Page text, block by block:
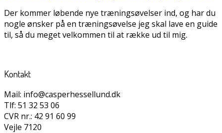
Der kommer løbende nye træningsøvelser ind, og har du
nogle ønsker på en træningsøvelse jeg skal lave en guide
til, så du meget velkommen til at række ud til mig.
Kontakt
Mail: info@casperhessellund.dk
Tlf: 51 32 53 06
CVR nr.: 42 91 60 99
Vejle 7120